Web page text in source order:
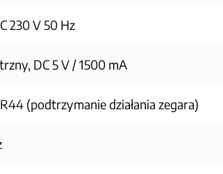
230 V 50 Hz
DC 5 V / 1500 mA
(podtrzymanie działania zegara)